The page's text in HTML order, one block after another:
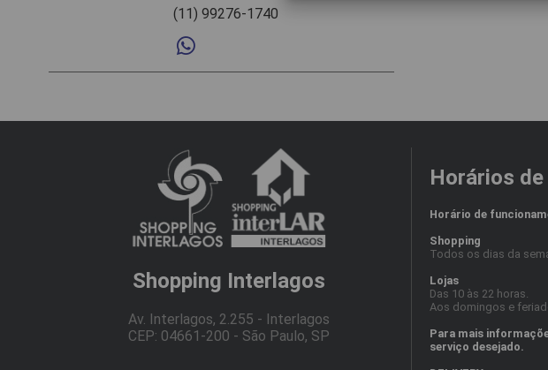
(11) 99276-1740
Shopping Interlagos
Av. Interlagos, 2.255 - Interlagos
CEP: 04661-200 - São Paulo, SP
Horários
Horário de
Shopping
Todos os dias da
Lojas
Das 10 às 22 horas.
Aos domingos e
Para mais
serviço desejado.